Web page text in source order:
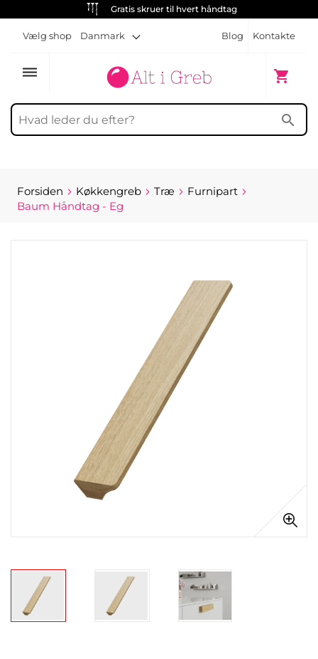
Gratis skruer til hvert håndtag
Blog Kontakte
Vælg shop Danmark
dehaze shopping_cart
Min
search
Forsiden Køkkengreb Træ
Furnipart
Baum Håndtag - Eg